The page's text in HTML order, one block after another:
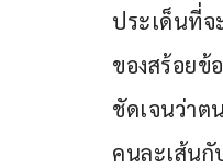
ประเด็นที่จ
ของสร้อยข้
ชัดเจนว่าต
คนละเส้น